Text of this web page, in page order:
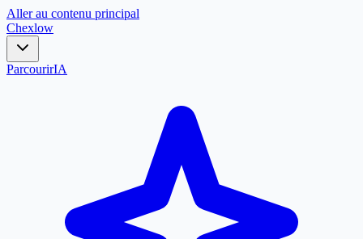
Aller au contenu principal
Chexlow
ParcourirIA